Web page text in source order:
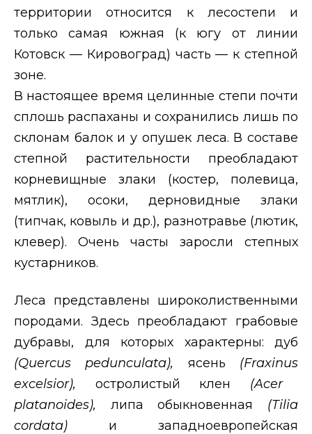
территории относится к лесостепи и
только самая южная (к югу от линии
Котовск — Кировоград) часть — к степной
зоне.
В настоящее время целинные степи почти
сплошь распаханы и сохранились лишь по
склонам балок и у опушек леса. В составе
степной растительности преобладают
корневищные злаки (костер, полевица,
мятлик), осоки, дерновидные злаки
(типчак, ковыль и др.), разнотравье (лютик,
клевер). Очень часты заросли степных
кустарников.
Леса представлены широколиственными
породами. Здесь преобладают грабовые
дубравы, для которых характерны: дуб
(Quercus pedunculata), ясень (Fraxinus
excelsior), остролистый клен (Acer
platanoides), липа обыкновенная (Тilia
cordata) и западноевропейская